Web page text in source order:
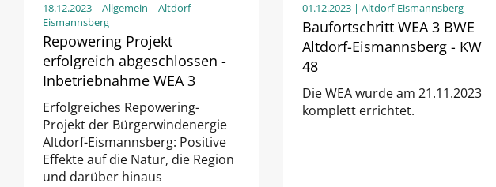
18.12.2023 | Allgemein | Altdorf-
Eismannsberg
Repowering Projekt
erfolgreich abgeschlossen -
Inbetriebnahme WEA 3
Erfolgreiches Repowering-
Projekt der Bürgerwindenergie
Altdorf-Eismannsberg: Positive
Effekte auf die Natur, die Region
und darüber hinaus
01.12.2023 | Altdorf-Eismannsberg
Baufortschritt WEA 3 BWE
Altdorf-Eismannsberg - KW
48
Die WEA wurde am 21.11.2023
komplett errichtet.